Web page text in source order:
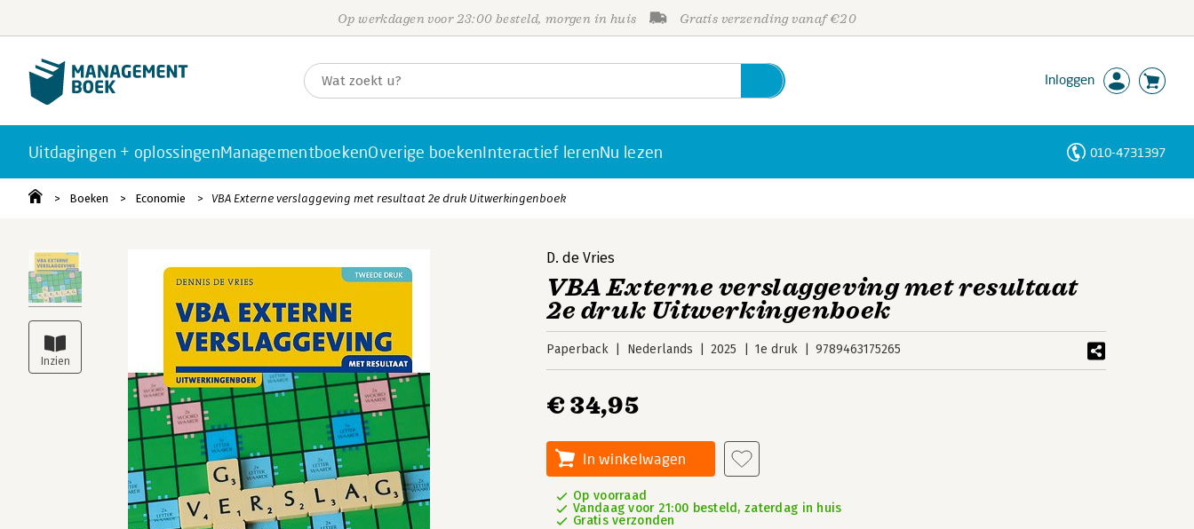
Op werkdagen voor 23:00 besteld, morgen in huis Gratis verzending vanaf €20
Inloggen
Uitdagingen + oplossingenManagementboekenOverige boekenInteractief lerenNu lezen 010-4731397
Boeken Economie VBA Externe verslaggeving met resultaat 2e druk Uitwerkingenboek
D. de Vries
VBA Externe verslaggeving met resultaat
2e druk Uitwerkingenboek
Paperback Nederlands 2025 1e druk 9789463175265
€ 34,95
In winkelwagen
Op voorraad
Vandaag voor 21:00 besteld, zaterdag in huis
Gratis verzonden
Personen